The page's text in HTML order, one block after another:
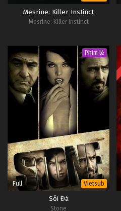
Mesrine: Killer Instinct
Mesrine: Killer Instinct
Phim lẻ
Full Vietsub
Sỏi Đá
Stone